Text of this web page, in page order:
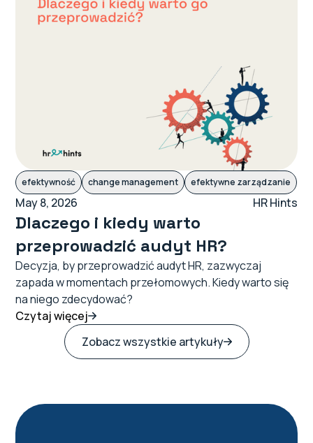
efektywność change management efektywne zarządzanie
May 8, 2026 HR Hints
Dlaczego i kiedy warto
przeprowadzić audyt HR?
Decyzja, by przeprowadzić audyt HR, zazwyczaj
zapada w momentach przełomowych. Kiedy warto się
na niego zdecydować?
Czytaj więcej
Zobacz wszystkie artykuły